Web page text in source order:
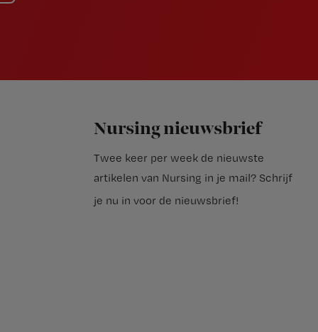
Nursing nieuwsbrief
Twee keer per week de nieuwste
artikelen van Nursing in je mail? Schrijf
je nu in voor de nieuwsbrief!